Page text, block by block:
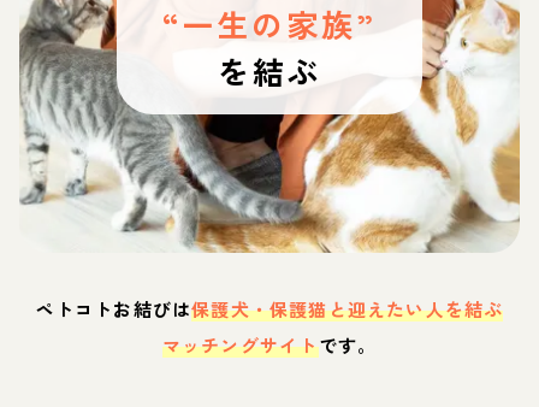
“一生の家族”
を結ぶ
ペトコトお結びは保護犬・保護猫と迎えたい人を結ぶ
マッチングサイトです。